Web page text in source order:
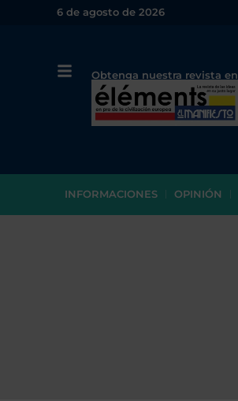
6 de agosto de 2026
Obtenga nuestra revista en
papel o en PDF
INFORMACIONES OPINIÓN